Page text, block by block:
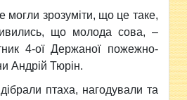
могли зрозуміти, що це таке,
що молода сова, –
4-ої Держаної пожежно-
Андрій Тюрін.
птаха, нагодували та